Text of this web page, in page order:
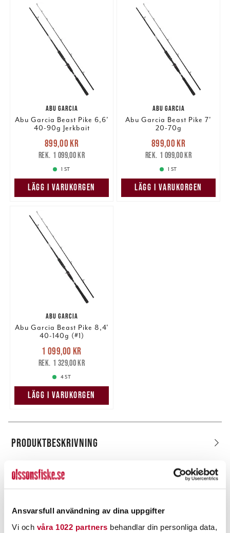
Ansvarsfull användning av dina uppgifter
Vi och våra 1022 partners behandlar din personliga data,
ABU GARCIA
Abu Garcia Beast Pike 6,6'
40-90g Jerkbait
Nuvarande pris
899,00 krTidigare pris
1 099,00 kr
899,00 kr
1 099,00 kr
1 ST
LÄGG I VARUKORGEN
ABU GARCIA
Abu Garcia Beast Pike 7'
20-70g
Nuvarande pris
899,00 krTidigare pris
1 099,00 kr
899,00 kr
1 099,00 kr
1 ST
LÄGG I VARUKORGEN
ABU GARCIA
Abu Garcia Beast Pike 8,4'
40-140g (#1)
Nuvarande pris
1 099,00 krTidigare pris
1 329,00 kr
1 099,00 kr
1 329,00 kr
4 ST
LÄGG I VARUKORGEN
PRODUKTBESKRIVNING
POPULÄRT JUST NU